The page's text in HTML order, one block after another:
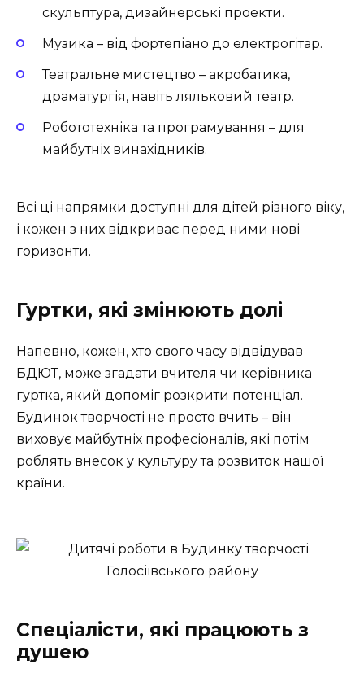
скульптура, дизайнерські проекти.
Музика – від фортепіано до електрогітар.
Театральне мистецтво – акробатика,
драматургія, навіть ляльковий театр.
Робототехніка та програмування – для
майбутніх винахідників.
Всі ці напрямки доступні для дітей різного віку,
і кожен з них відкриває перед ними нові
горизонти.
Гуртки, які змінюють долі
Напевно, кожен, хто свого часу відвідував
БДЮТ, може згадати вчителя чи керівника
гуртка, який допоміг розкрити потенціал.
Будинок творчості не просто вчить – він
виховує майбутніх професіоналів, які потім
роблять внесок у культуру та розвиток нашої
країни.
Спеціалісти, які працюють з
душею